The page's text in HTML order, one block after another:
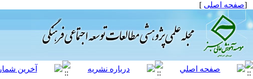
[صفحه اصلی ]